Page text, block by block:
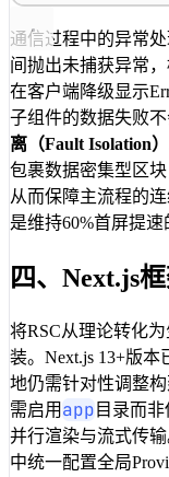
通信过程中的异常
间抛出未捕获异常
在客户端降级显示
子组件的数据失败
离（Fault Isolation）
包裹数据密集型区
从而保障主流程的
是维持60%首屏提速
四、Next.js
将RSC从理论转化
装。Next.js 13+版
地仍需针对性调整
需启用 app 目录而
并行渲染与流式传
中统一配置全局